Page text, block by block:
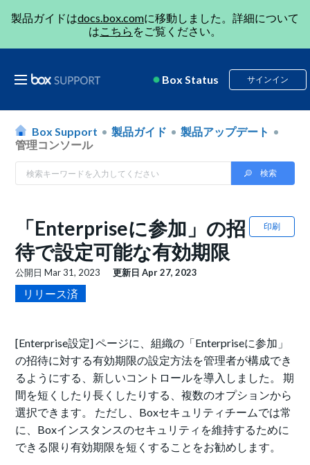
製品ガイドはdocs.box.comに移動しました。詳細について
はこちら をご覧ください。
Box Status サインイン
Box Support 製品ガイド
製品アップデート
管理コンソール
印刷
「Enterpriseに参加」の招
待で設定可能な有効期限
公開日Mar 31, 2023 更新日Apr 27, 2023
リリース済
[Enterprise設定] ページに、組織の「Enterpriseに参加」
の招待に対する有効期限の設定方法を管理者が構成でき
るようにする、新しいコントロールを導入しました。 期
間を短くしたり長くしたりする、複数のオプションから
選択できます。 ただし、Boxセキュリティチームでは常
に、Boxインスタンスのセキュリティを維持するために
できる限り有効期限を短くすることをお勧めします。